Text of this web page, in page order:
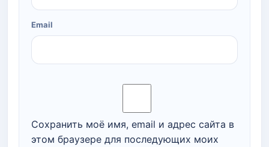
Email
Сохранить моё имя, email и адрес сайта в
этом браузере для последующих моих